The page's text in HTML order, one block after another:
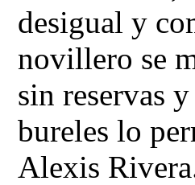
desigual y
novillero se
sin reservas
bureles lo
Alexis